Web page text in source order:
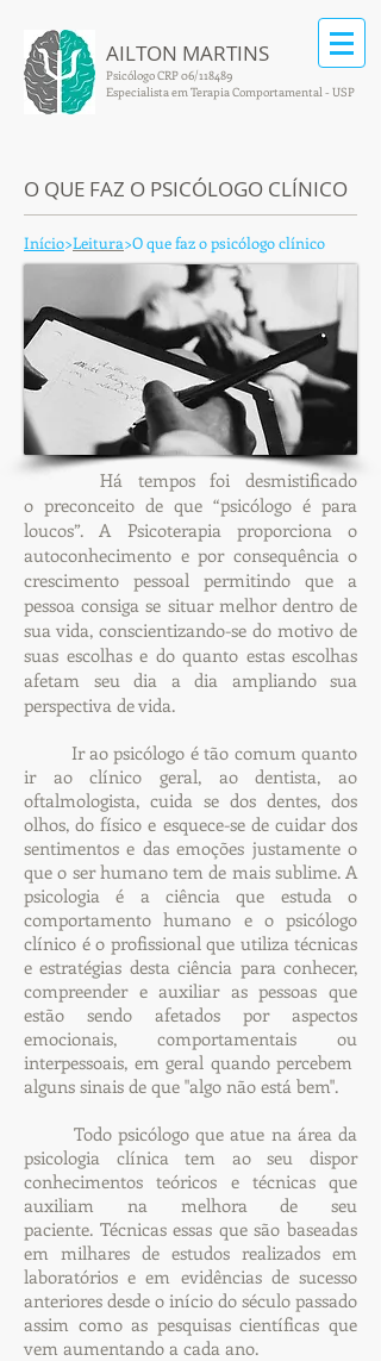
AILTON MARTINS
Psicólogo CRP 06/118489
Especialista em Terapia Comportamental - USP
O QUE FAZ O PSICÓLOGO CLÍNICO
Há tempos foi desmistificado
o preconceito de que “psicólogo é para
loucos”. A Psicoterapia proporciona o
autoconhecimento e por consequência o
crescimento pessoal permitindo que a
pessoa consiga se situar melhor dentro de
sua vida, conscientizando-se do motivo de
suas escolhas e do quanto estas escolhas
afetam seu dia a dia ampliando sua
perspectiva de vida.
Ir ao psicólogo é tão comum quanto
ir ao clínico geral, ao dentista, ao
oftalmologista, cuida se dos dentes, dos
olhos, do físico e esquece-se de cuidar dos
sentimentos e das emoções justamente o
que o ser humano tem de mais sublime. A
psicologia é a ciência que estuda o
comportamento humano e o psicólogo
clínico é o profissional que utiliza técnicas
e estratégias desta ciência para conhecer,
compreender e auxiliar as pessoas que
estão sendo afetados por aspectos
emocionais, comportamentais ou
interpessoais, em geral quando percebem
alguns sinais de que "algo não está bem".
Todo psicólogo que atue na área da
psicologia clínica tem ao seu dispor
conhecimentos teóricos e técnicas que
auxiliam na melhora de seu
paciente. Técnicas essas que são baseadas
em milhares de estudos realizados em
laboratórios e em evidências de sucesso
anteriores desde o início do século passado
assim como as pesquisas científicas que
vem aumentando a cada ano.
Início>Leitura>O que faz o psicólogo clínico